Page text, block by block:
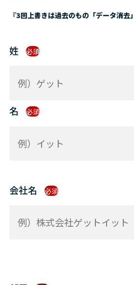
『3回上書きは過去のもの「データ消去
姓 必須
名 必須
会社名 必須